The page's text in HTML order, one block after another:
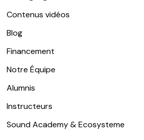
Contenus vidéos
Blog
Financement
Notre Équipe
Alumnis
Instructeurs
Sound Academy & Ecosysteme